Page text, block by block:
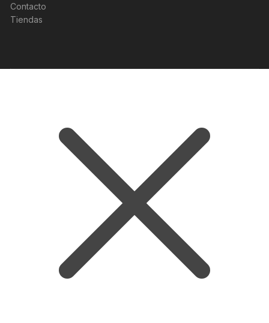
Contacto
Tiendas